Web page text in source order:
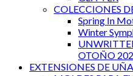
COLECCIONES
Spring In
Winter
OTOÑO
EXTENSIONES DE